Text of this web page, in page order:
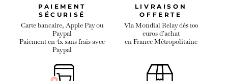
PAIEMENT
SÉCURISÉ
Carte bancaire, Apple Pay ou
Paypal
Paiement en 4x sans frais avec
Paypal
LIVRAISON
OFFERTE
Via Mondial Relay dès 100
euros d’achat
en France Métropolitaine